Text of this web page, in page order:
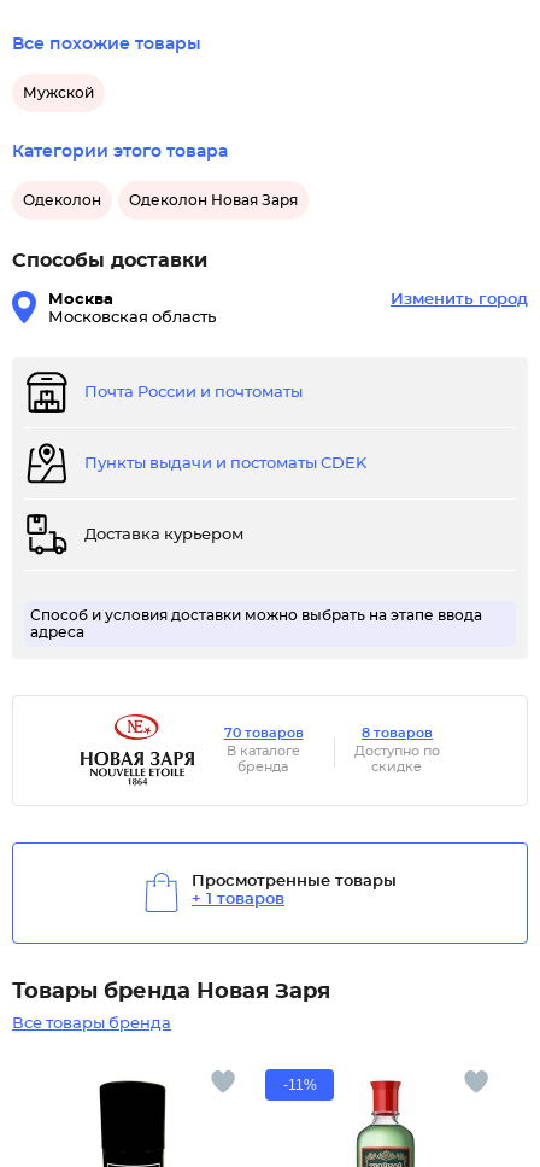
Все похожие товары
Мужской
Категории этого товара
Одеколон Одеколон Новая Заря
Способы доставки
Москва
Московская область
Изменить город
Почта России и почтоматы
Пункты выдачи и постоматы CDEK
Доставка курьером
Способ и условия доставки можно выбрать на этапе ввода
адреса
70 товаров
В каталоге
бренда
8 товаров
Доступно по
скидке
Просмотренные товары
+ 1 товаров
Товары бренда Новая Заря
Все товары бренда
-11%